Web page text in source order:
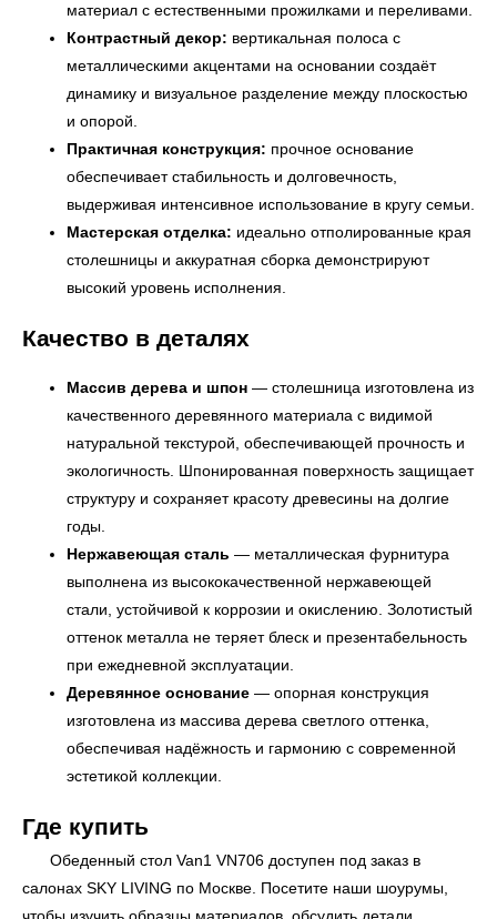
материал с естественными прожилками и переливами.
Контрастный декор: вертикальная полоса с
металлическими акцентами на основании создаёт
динамику и визуальное разделение между плоскостью
и опорой.
Практичная конструкция: прочное основание
обеспечивает стабильность и долговечность,
выдерживая интенсивное использование в кругу семьи.
Мастерская отделка: идеально отполированные края
столешницы и аккуратная сборка демонстрируют
высокий уровень исполнения.
Качество в деталях
Массив дерева и шпон — столешница изготовлена из
качественного деревянного материала с видимой
натуральной текстурой, обеспечивающей прочность и
экологичность. Шпонированная поверхность защищает
структуру и сохраняет красоту древесины на долгие
годы.
Нержавеющая сталь — металлическая фурнитура
выполнена из высококачественной нержавеющей
стали, устойчивой к коррозии и окислению. Золотистый
оттенок металла не теряет блеск и презентабельность
при ежедневной эксплуатации.
Деревянное основание — опорная конструкция
изготовлена из массива дерева светлого оттенка,
обеспечивая надёжность и гармонию с современной
эстетикой коллекции.
Где купить
Обеденный стол Van1 VN706 доступен под заказ в
салонах SKY LIVING по Москве. Посетите наши шоурумы,
← Вернуться на предыдущую страницу
УЗНАТЬ ПОДРОБНЕЕ